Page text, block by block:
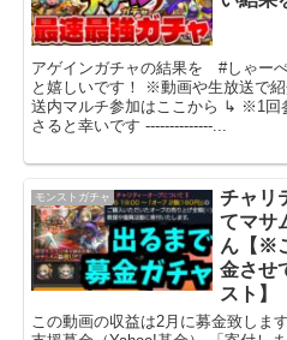
アゲインガチャの結果を #しゃー
と嬉しいです！ ※動画や生放送で
送内マルチ参加はここから ↳ ※1回
さると幸いです --------------...
モンストガチャ
チャリ
てマサ
ん【※
金させ
スト】
この動画の収益は2月に募金致しま